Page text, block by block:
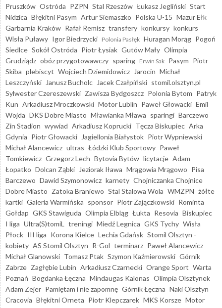
Pruszków Ostróda PZPN Stal Rzeszów Łukasz Jegliński Start
Nidzica Błękitni Pasym Artur Siemaszko Polska U-15 Mazur Ełk
Garbarnia Kraków Rafał Remisz transfery konkursy konkurs
Wisła Puławy Igor Biedrzycki Polonia Pasłęk Huragan Morąg Pogoń
Siedlce Sokół Ostróda Piotr Łysiak Gutów Mały Olimpia
Grudziądz obóz przygotowawczy sparing Erwin Sak Pasym Piotr
Skiba plebiscyt Wojciech Dziemidowicz Jarocin Michał
Leszczyński
Janusz Bucholc Jacek Czałpiński stomil.olsztyn.pl
Sylwester Czereszewski Zawisza Bydgoszcz Polonia Bytom Patryk
Kun Arkadiusz Mroczkowski Motor Lublin Paweł Głowacki Emil
Wojda DKS Dobre Miasto Mławianka Mława sparingi Barczewo
Zin Stadion wywiad Arkadiusz Koprucki Tęcza Biskupiec Arka
Gdynia Piotr Głowacki Jagiellonia Białystok Piotr Wypniewski
Michał Alancewicz ultras Łódzki Klub Sportowy Paweł
Tomkiewicz Grzegorz Lech Bytovia Bytów licytacje Adam
Łopatko Dolcan Ząbki Jeziorak Iława Mrągowia Mrągowo Pisa
Barczewo Dawid Szymonowicz karnety Chojniczanka Chojnice
Dobre Miasto Zatoka Braniewo Stal Stalowa Wola WMZPN żółte
kartki Galeria Warmińska sponsor Piotr Zajączkowski Rominta
Gołdap GKS Stawiguda Olimpia Elbląg Łukta Resovia Biskupiec
I liga Ultra(S)tomiL treningi Miedź Legnica GKS Tychy Wisła
Płock III liga Korona Kielce Lechia Gdańsk Stomil Olsztyn -
kobiety AS Stomil Olsztyn R-Gol terminarz Paweł Alancewicz
Michał Glanowski Tomasz Ptak Szymon Kaźmierowski Górnik
Zabrze Zagłębie Lubin Arkadiusz Czarnecki Orange Sport Warta
Poznań Bogdanka Łęczna Mindaugas Kalonas Olimpia Olsztynek
Adam Zejer Pamiętam i nie zapomnę Górnik Łęczna Naki Olsztyn
Cracovia Błękitni Orneta Piotr Klepczarek MKS Korsze Motor